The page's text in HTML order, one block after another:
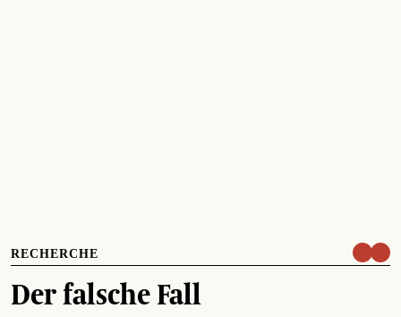
RECHERCHE
Der falsche Fall